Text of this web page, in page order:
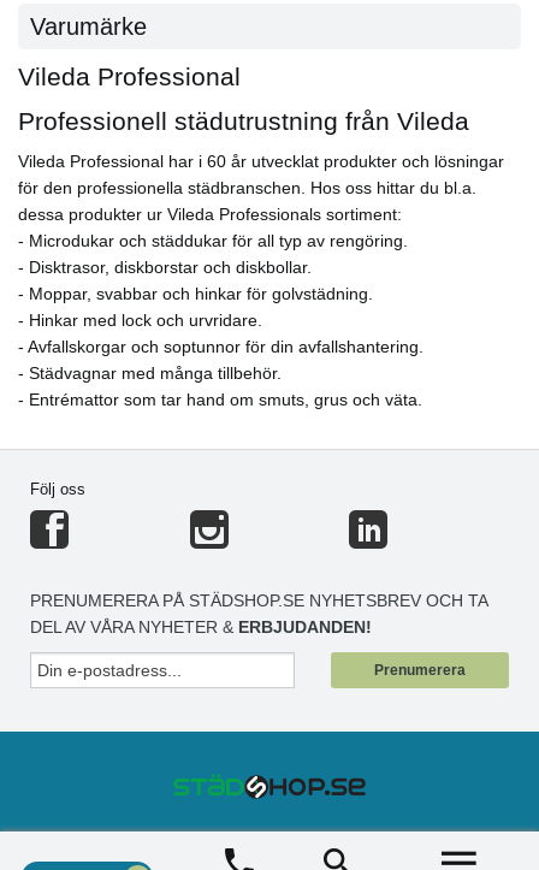
Varumärke
Vileda Professional
Professionell städutrustning från Vileda
Vileda Professional har i 60 år utvecklat produkter och lösningar
för den professionella städbranschen. Hos oss hittar du bl.a.
dessa produkter ur Vileda Professionals sortiment:
- Microdukar och städdukar för all typ av rengöring.
- Disktrasor, diskborstar och diskbollar.
- Moppar, svabbar och hinkar för golvstädning.
- Hinkar med lock och urvridare.
- Avfallskorgar och soptunnor för din avfallshantering.
- Städvagnar med många tillbehör.
- Entrémattor som tar hand om smuts, grus och väta.
Följ oss
PRENUMERERA PÅ STÄDSHOP.SE NYHETSBREV OCH TA
DEL AV VÅRA NYHETER & ERBJUDANDEN!
Prenumerera